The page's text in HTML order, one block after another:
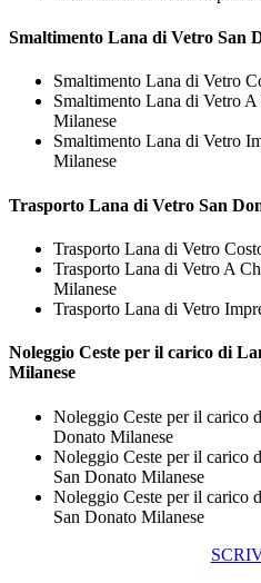
Smaltimento Lana di Vetro San
Smaltimento Lana di Vetro
Smaltimento Lana di Vetro
Milanese
Smaltimento Lana di Vetro
Milanese
Trasporto Lana di Vetro San
Trasporto Lana di Vetro
Trasporto Lana di Vetro A
Milanese
Trasporto Lana di Vetro
Noleggio Ceste per il carico di
Milanese
Noleggio Ceste per il carico
Donato Milanese
Noleggio Ceste per il carico
San Donato Milanese
Noleggio Ceste per il carico
San Donato Milanese